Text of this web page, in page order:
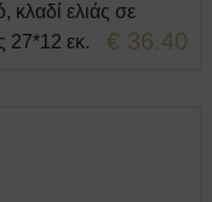
κλαδί ελιάς σε
27*12 εκ.
€ 36.40